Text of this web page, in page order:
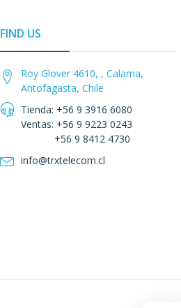
FIND US
Roy Glover 4610, , Calama,
Antofagasta, Chile
Tienda: +56 9 3916 6080
Ventas: +56 9 9223 0243
+56 9 8412 4730
info@trxtelecom.cl